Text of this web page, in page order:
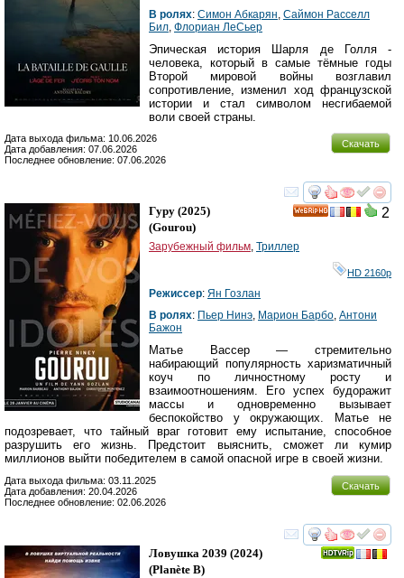
В ролях: Симон Абкарян Саймон Расселл
Бил Флориан ЛеСьер
Эпическая история Шарля де Голля -
человека, который в самые тёмные годы
Второй мировой войны возглавил
сопротивление, изменил ход французской
истории и стал символом несгибаемой
воли своей страны.
Скачать
Дата выхода фильма: 10.06.2026
Дата добавления: 07.06.2026
Последнее обновление: 07.06.2026
смотреть
2
Гуру (2025)
(Gourou)
Зарубежный фильм, Триллер
HD 2160р
Режиссер: Ян Гозлан
В ролях: Пьер Нинэ, Марион Барбо, Антони
Бажон
Матье Вассер — стремительно
набирающий популярность харизматичный
коуч по личностному росту и
взаимоотношениям. Его успех будоражит
массы и одновременно вызывает
беспокойство у окружающих. Матье не
подозревает, что тайный враг готовит ему испытание, способное
разрушить его жизнь. Предстоит выяснить, сможет ли кумир
миллионов выйти победителем в самой опасной игре в своей жизни.
Скачать
Дата выхода фильма: 03.11.2025
Дата добавления: 20.04.2026
Последнее обновление: 02.06.2026
смотреть
Ловушка 2039 (2024)
(Planète B)